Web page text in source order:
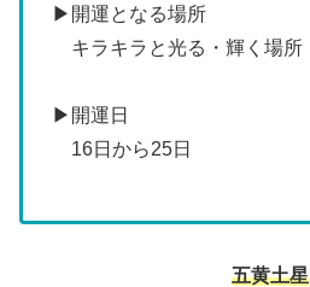
▶開運となる場所
キラキラと光る・輝く場所
▶開運日
16日から25日
五黄土星